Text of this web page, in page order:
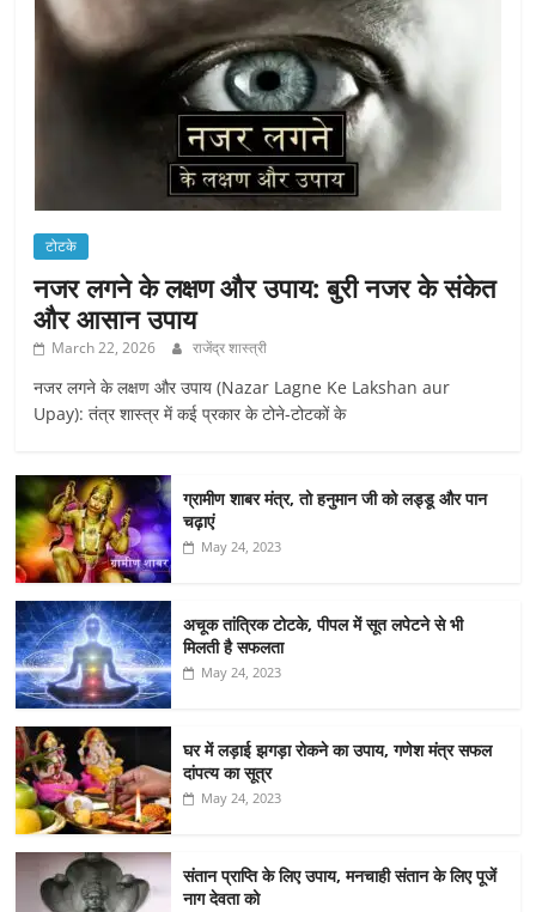
टोटके
नजर लगने के लक्षण और उपाय: बुरी नजर के संकेत
और आसान उपाय
March 22, 2026 राजेंद्र शास्त्री
नजर लगने के लक्षण और उपाय (Nazar Lagne Ke Lakshan aur
Upay): तंत्र शास्त्र में कई प्रकार के टोने-टोटकों के
ग्रामीण शाबर मंत्र, तो हनुमान जी को लड्डू और पान
चढ़ाएं
May 24, 2023
अचूक तांत्रिक टोटके, पीपल में सूत लपेटने से भी
मिलती है सफलता
May 24, 2023
घर में लड़ाई झगड़ा रोकने का उपाय, गणेश मंत्र सफल
दांपत्य का सूत्र
May 24, 2023
संतान प्राप्ति के लिए उपाय, मनचाही संतान के लिए पूजें
नाग देवता को